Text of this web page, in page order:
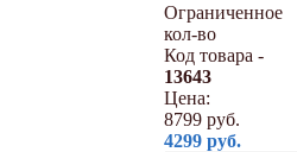
Ограниченное
кол-во
Код товара -
13643
Цена:
8799 руб.
4299 руб.